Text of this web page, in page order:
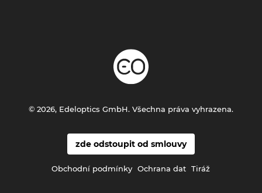
zde odstoupit od smlouvy
Obchodní podmínky Ochrana dat Tiráž
© 2026, Edeloptics GmbH. Všechna práva vyhrazena.